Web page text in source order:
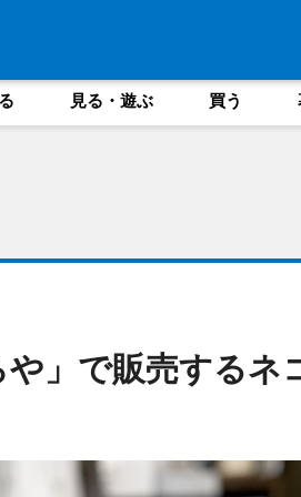
見る・遊ぶ 買う
」で販売するネ